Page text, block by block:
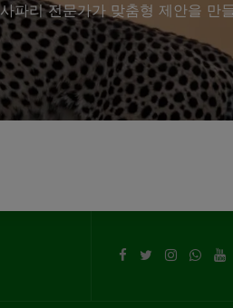
파리 전문가가 맞춤형 제안을 만